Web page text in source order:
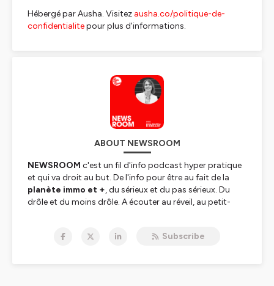
Hébergé par Ausha. Visitez ausha.co/politique-de-
confidentialitepour plus d'informations.
ABOUT NEWSROOM
NEWSROOM c'est un fil d'info podcast hyper pratique
et qui va droit au but. De l'info pour être au fait de la
planète immo et +, du sérieux et du pas sérieux. Du
drôle et du moins drôle. A écouter au réveil, au petit-
NEWSROOM est disponible sur toutes les plateformes
Subscribe